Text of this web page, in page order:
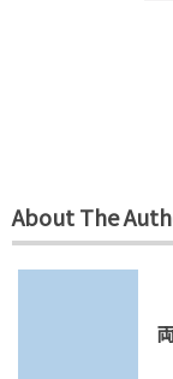
About The